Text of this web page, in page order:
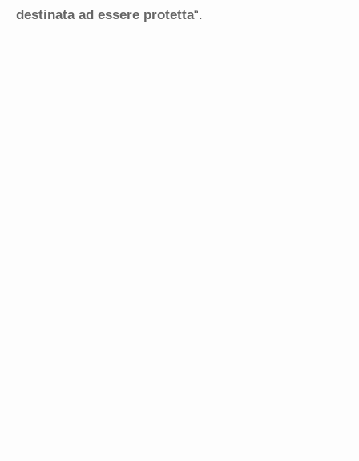
destinata ad essere protetta“.